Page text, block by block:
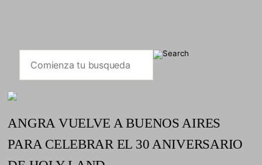
ANGRA VUELVE A BUENOS AIRES
PARA CELEBRAR EL 30 ANIVERSARIO